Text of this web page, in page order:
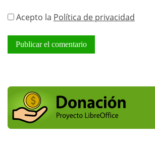
Acepto la Política de privacidad